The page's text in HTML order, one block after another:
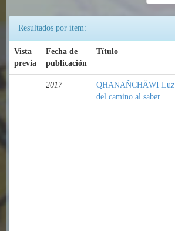
Resultados por ítem:
Vista
previa
Fecha de
publicación
Título
2017
QHANAÑCHÄWI Luz
del camino al saber